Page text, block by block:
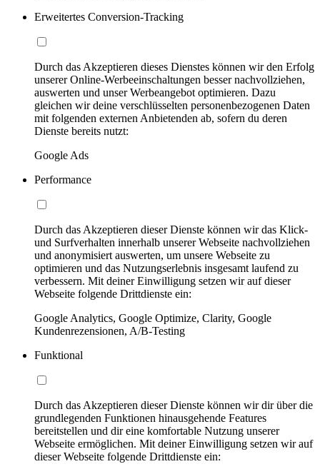
Erweitertes Conversion-Tracking
Durch das Akzeptieren dieses Dienstes können wir den Erfolg
unserer Online-Werbeeinschaltungen besser nachvollziehen,
auswerten und unser Werbeangebot optimieren. Dazu
gleichen wir deine verschlüsselten personenbezogenen Daten
mit folgenden externen Anbietenden ab, sofern du deren
Dienste bereits nutzt:
Google Ads
Performance
Durch das Akzeptieren dieser Dienste können wir das Klick-
und Surfverhalten innerhalb unserer Webseite nachvollziehen
und anonymisiert auswerten, um unsere Webseite zu
optimieren und das Nutzungserlebnis insgesamt laufend zu
verbessern. Mit deiner Einwilligung setzen wir auf dieser
Webseite folgende Drittdienste ein:
Google Analytics, Google Optimize, Clarity, Google
Kundenrezensionen, A/B-Testing
Funktional
Durch das Akzeptieren dieser Dienste können wir dir über die
grundlegenden Funktionen hinausgehende Features
bereitstellen und dir eine komfortable Nutzung unserer
Webseite ermöglichen. Mit deiner Einwilligung setzen wir auf
dieser Webseite folgende Drittdienste ein: